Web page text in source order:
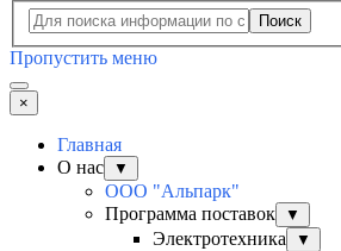
Поиск
Пропустить меню
×
Главная
О нас
▼
ООО "Альпарк"
Программа поставок
▼
Электротехника ▼